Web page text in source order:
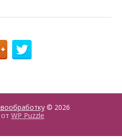
© 2026
WP Puzzle